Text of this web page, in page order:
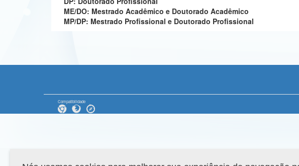
ME/DO: Mestrado Acadêmico e Doutorado Acadêmico
MP/DP: Mestrado Profissional e Doutorado Profissional
Compatibilidade